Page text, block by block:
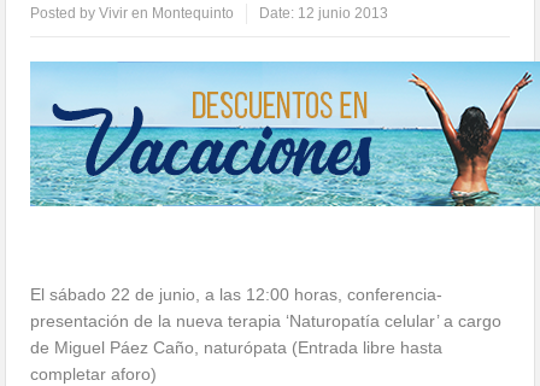
Posted byVivir en Montequinto Date: 12 junio 2013
El sábado 22 de junio, a las 12:00 horas, conferencia-
presentación de la nueva terapia ‘Naturopatía celular’ a cargo
de Miguel Páez Caño, naturópata (Entrada libre hasta
completar aforo)